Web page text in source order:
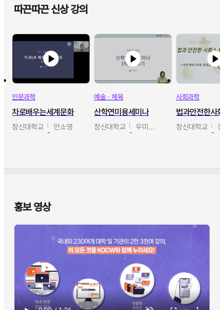
따끈따끈 신상 강의
인문과학
차로배우는세계문화
창신대학교 안소영
예술ㆍ체육
산학연미용세미나
창신대학교 우미옥,오윤경,박선이
사회과학
법과안전한사회
창신대학교
홍보 영상